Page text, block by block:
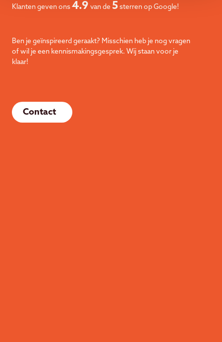
Klanten geven ons 4.9 van de 5 sterren op Google!
Ben je geïnspireerd geraakt? Misschien heb je nog vragen
of wil je een kennismakingsgesprek. Wij staan voor je
klaar!
Contact